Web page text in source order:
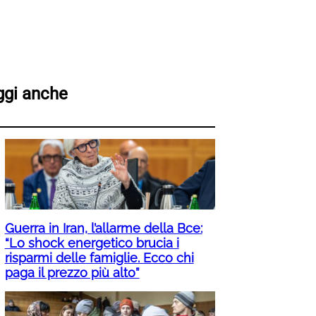
anche
Guerra in Iran, l’allarme della Bce:
“Lo shock energetico brucia i
risparmi delle famiglie. Ecco chi
paga il prezzo più alto”